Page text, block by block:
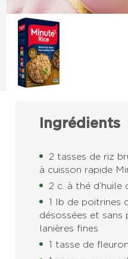
Ingrédients
2 tasses de riz
à cuisson rapide
2 c. à thé d’huile
1 lb de poitrines
désossées et sans
lanières fines
1 tasse de